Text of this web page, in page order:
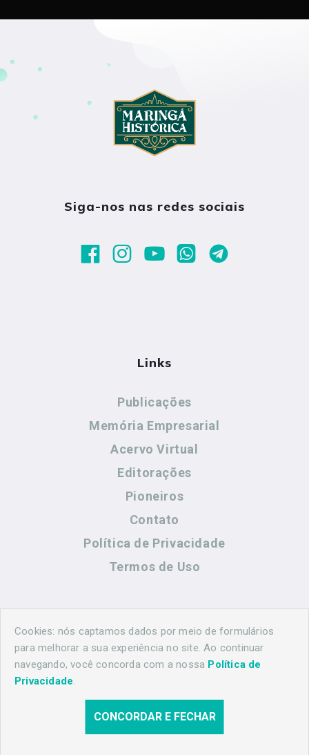
Siga-nos nas redes sociais
Links
Publicações
Memória Empresarial
Acervo Virtual
Editorações
Pioneiros
Contato
Política de Privacidade
Termos de Uso
Contato
(44) 99883-8883
Cookies: nós captamos dados por meio de formulários
para melhorar a sua experiência no site. Ao continuar
navegando, você concorda com a nossa Política de
Privacidade.
CONCORDAR E FECHAR